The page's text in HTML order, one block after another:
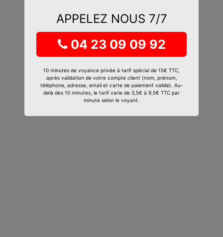
APPELEZ NOUS 7/7
04 23 09 09 92
10 minutes de voyance privée à tarif spécial de 15€ TTC,
après validation de votre compte client (nom, prénom,
téléphone, adresse, email et carte de paiement valide). Au-
delà des 10 minutes, le tarif varie de 3,5€ à 9,5€ TTC par
minute selon le voyant.